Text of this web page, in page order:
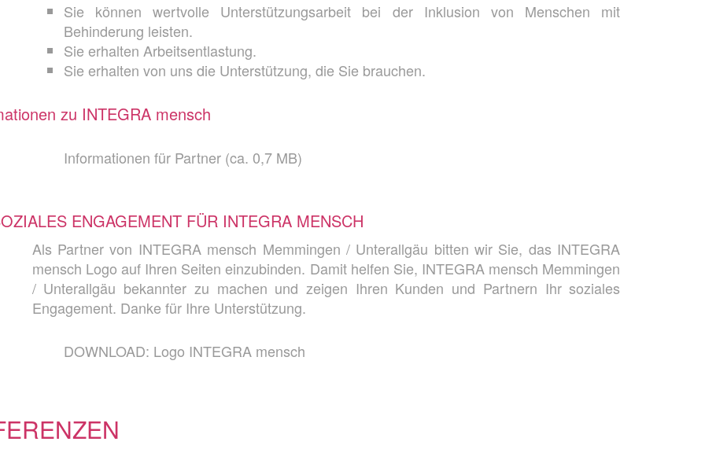
Sie können wertvolle Unter­stützungs­arbeit bei der Inklusion von Menschen mit
Behinder­ung leisten.
Sie erhalten Arbeitsentlastung.
Sie erhalten von uns die Unterstützung, die Sie brauchen.
zu INTEGRA mensch
Informationen für Partner (ca. 0,7 MB)
ENGAGEMENT FÜR INTEGRA MENSCH
Als Partner von INTEGRA mensch Memmingen / Unterallgäu bitten wir Sie, das INTEGRA
mensch Logo auf Ihren Seiten einzubinden. Damit helfen Sie, INTEGRA mensch Memmingen
/ Unterallgäu bekannter zu machen und zeigen Ihren Kunden und Partnern Ihr soziales
Engagement. Danke für Ihre Unterstützung.
DOWNLOAD: Logo INTEGRA mensch